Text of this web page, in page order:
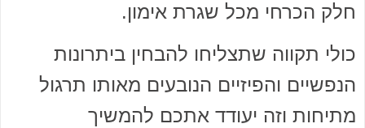
חלק הכרחי מכל שגרת אימון.
כולי תקווה שתצליחו להבחין ביתרונות
הנפשיים והפיזיים הנובעים מאותו תרגול
מתיחות וזה יעודד אתכם להמשיך